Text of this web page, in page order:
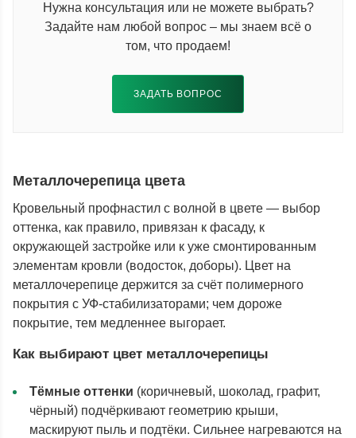
Нужна консультация или не можете выбрать?
Задайте нам любой вопрос – мы знаем всё о
том, что продаем!
ЗАДАТЬ ВОПРОС
Металлочерепица цвета
Кровельный профнастил с волной в цвете — выбор
оттенка, как правило, привязан к фасаду, к
окружающей застройке или к уже смонтированным
элементам кровли (водосток, доборы). Цвет на
металлочерепице держится за счёт полимерного
покрытия с УФ-стабилизаторами; чем дороже
покрытие, тем медленнее выгорает.
Как выбирают цвет металлочерепицы
Тёмные оттенки (коричневый, шоколад, графит,
чёрный) подчёркивают геометрию крыши,
маскируют пыль и подтёки. Сильнее нагреваются на